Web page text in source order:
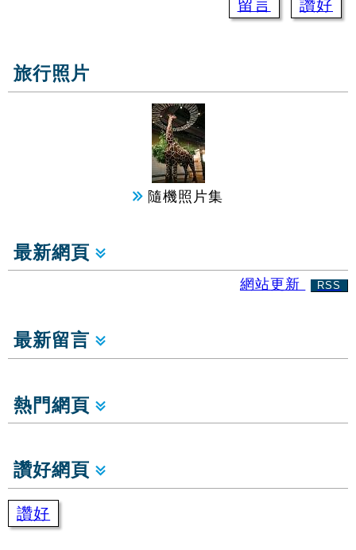
留言 讚好
旅行照片
隨機照片集
最新網頁
網站更新 RSS
最新留言
熱門網頁
讚好網頁
讚好